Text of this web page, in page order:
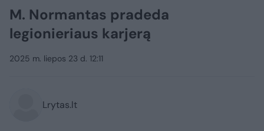
M. Normantas pradeda
legionieriaus karjerą
2025 m. liepos 23 d. 12:11
Lrytas.lt